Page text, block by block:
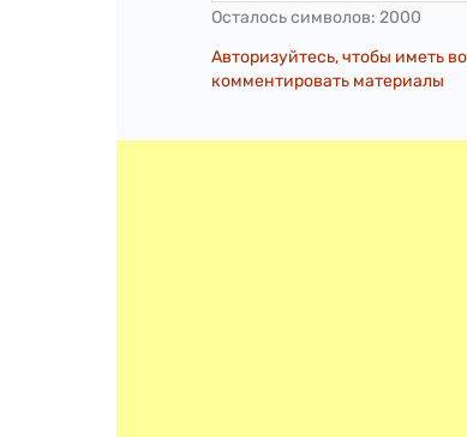
Осталось символов: 2000
Авторизуйтесь, чтобы иметь
комментировать материалы